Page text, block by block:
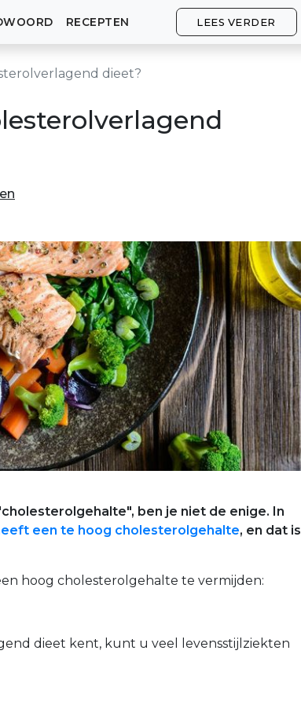
RECEPTEN LEES VERDER
dieet?
ben je niet de enige. In
een te hoog cholesterolgehalte, en dat is
hoog cholesterolgehalte te vermijden:
dieet kent, kunt u veel levensstijlziekten